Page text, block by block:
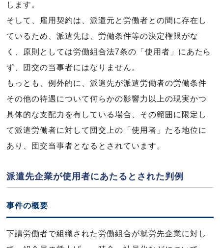
します。
そして、雇用契約は、派遣元と労働者との間に存在し
ているため、派遣先は、労働条件等の決定権限がな
く、原則としては労働組合法7条の「使用者」にあたら
ず、団交の当事者にはなりません。
もっとも、例外的に、派遣先が派遣労働者の労働条件
その他の待遇について何らかの影響力以上の現実かつ
具体的な支配力を有している場合、その範囲に限定し
て派遣労働者に対して団交上の「使用者」たる地位に
あり、団交当事者となるとされています。
派遣先企業が使用者にあたるとされた判例
事件の概要
下請労働者で組織された労働組合が就労先企業に対し